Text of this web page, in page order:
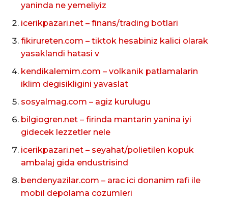
yaninda ne yemeliyiz
icerikpazari.net – finans/trading botlari
fikirureten.com – tiktok hesabiniz kalici olarak
yasaklandi hatasi v
kendikalemim.com – volkanik patlamalarin
iklim degisikligini yavaslat
sosyalmag.com – agiz kurulugu
bilgiogren.net – firinda mantarin yanina iyi
gidecek lezzetler nele
icerikpazari.net – seyahat/polietilen kopuk
ambalaj gida endustrisind
bendenyazilar.com – arac ici donanim rafi ile
mobil depolama cozumleri